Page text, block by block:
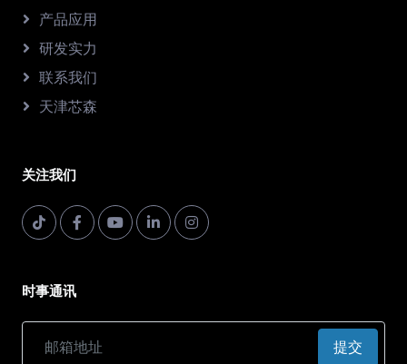
产品应用
研发实力
联系我们
天津芯森
关注我们
时事通讯
提交